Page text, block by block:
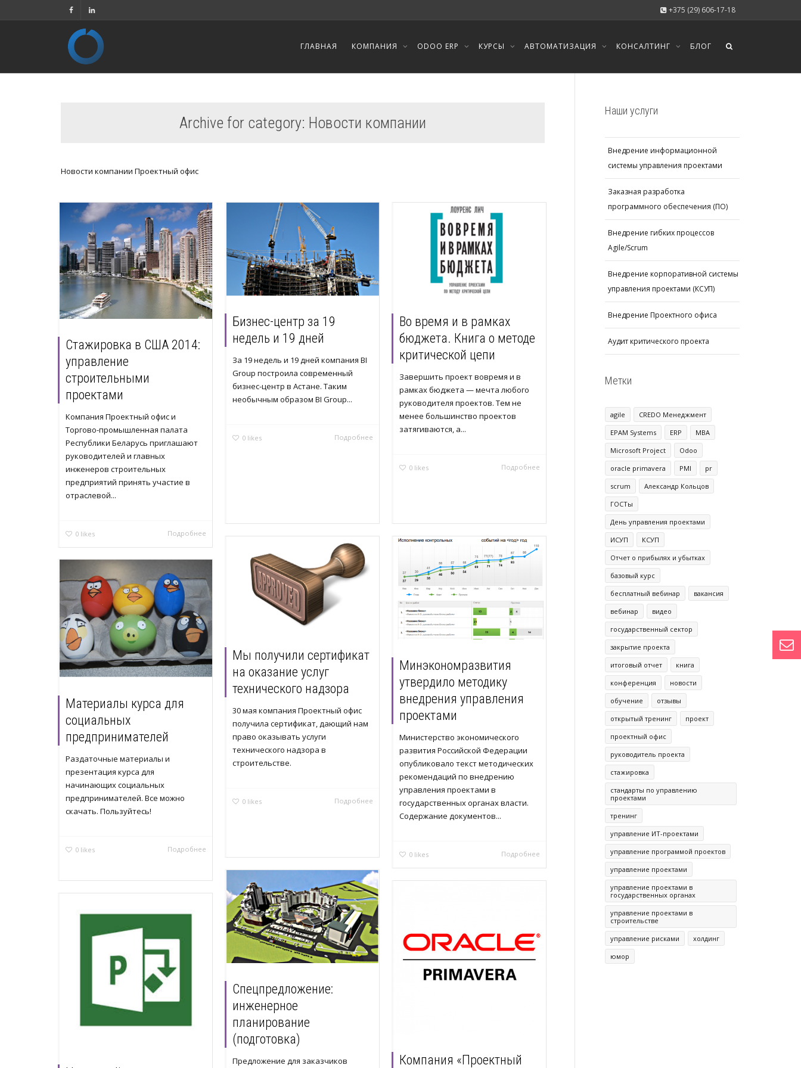
+375 (29) 606-17-18
ГЛАВНАЯ КОМПАНИЯ ODOO ERP КУРСЫ АВТОМАТИЗАЦИЯ КОНСАЛТИНГ БЛОГ
Archive for category: Новости компании
Новости компании Проектный офис
Стажировка в США 2014:
управление
строительными
проектами
Компания Проектный офис и
Торгово-промышленная палата
Республики Беларусь приглашают
руководителей и главных
инженеров строительных
предприятий принять участие в
отраслевой...
0 likes Подробнее
Бизнес-центр за 19
недель и 19 дней
За 19 недель и 19 дней компания BI
Group построила современный
бизнес-центр в Астане. Таким
необычным образом BI Group...
0 likes Подробнее
Во время и в рамках
бюджета. Книга о методе
критической цепи
Завершить проект вовремя и в
рамках бюджета — мечта любого
руководителя проектов. Тем не
менее большинство проектов
затягиваются, а...
0 likes Подробнее
Мы получили сертификат
на оказание услуг
технического надзора
30 мая компания Проектный офис
получила сертификат, дающий нам
право оказывать услуги
технического надзора в
строительстве.
0 likes Подробнее
Минэкономразвития
утвердило методику
внедрения управления
проектами
Министерство экономического
развития Российской Федерации
опубликовало текст методических
рекомендаций по внедрению
управления проектами в
государственных органах власти.
Содержание документов...
0 likes Подробнее
Материалы курса для
социальных
предпринимателей
Раздаточные материалы и
презентация курса для
начинающих социальных
предпринимателей. Все можно
скачать. Пользуйтесь!
0 likes Подробнее
Спецпредложение:
инженерное
планирование
(подготовка)
Предложение для заказчиков
Компания «Проектный
Наши услуги
Внедрение информационной
системы управления проектами
Заказная разработка
программного обеспечения (ПО)
Внедрение гибких процессов
Agile/Scrum
Внедрение корпоративной системы
управления проектами (КСУП)
Внедрение Проектного офиса
Аудит критического проекта
Метки
agile
CREDO Менеджмент
EPAM Systems
ERP
MBA
Microsoft Project
Odoo
oracle primavera
PMI
pr
scrum
Александр Кольцов
ГОСТы
День управления проектами
ИСУП
КСУП
Отчет о прибылях и убытках
базовый курс
бесплатный вебинар
вакансия
вебинар
видео
государственный сектор
закрытие проекта
итоговый отчет
книга
конференция
новости
обучение
отзывы
открытый тренинг
проект
проектный офис
руководитель проекта
стажировка
стандарты по управлению
проектами
тренинг
управление ИТ-проектами
управление программой проектов
управление проектами
управление проектами в
государственных органах
управление проектами в
строительстве
управление рисками
холдинг
юмор